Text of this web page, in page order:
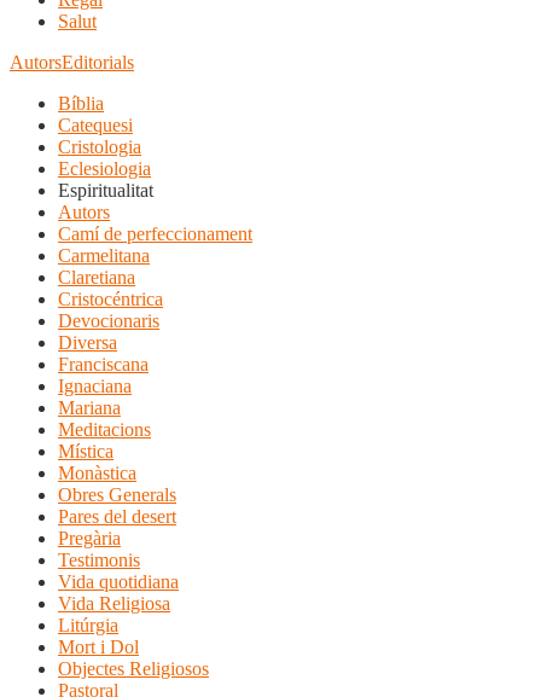
Salut
AutorsEditorials
Bíblia
Catequesi
Cristologia
Eclesiologia
Espiritualitat
Autors
Camí de perfeccionament
Carmelitana
Claretiana
Cristocéntrica
Devocionaris
Diversa
Franciscana
Ignaciana
Mariana
Meditacions
Mística
Monàstica
Obres Generals
Pares del desert
Pregària
Testimonis
Vida quotidiana
Vida Religiosa
Litúrgia
Mort i Dol
Objectes Religiosos
Pastoral